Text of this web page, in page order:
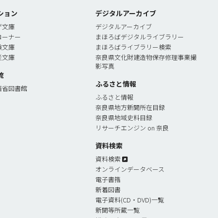
ョン
文庫
ナー
文庫
文庫
省図書館
デジタルアーカイブ
デジタルアーカイブ
まほろばデジタルライブラリー
まほろばライブラリー検索
奈良県文化財建造物保存修理事業撮
影写真
ふるさと情報
ふるさと情報
奈良県地方新聞所在目録
奈良県地域史料目録
リサーチエンジン on 奈良
資料検索
資料検索
オンラインデータベース
電子書簎
新着図書
電子資料(CD・DVD)一覧
新聞等所蔵一覧